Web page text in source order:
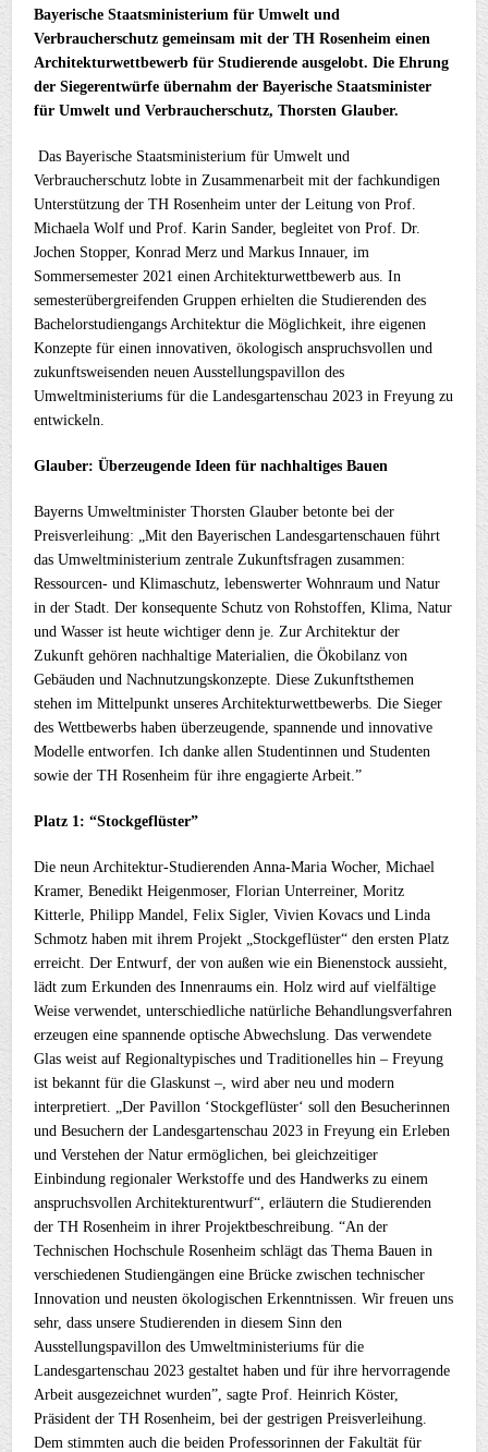
Bayerische Staatsministerium für Umwelt und
Verbraucherschutz gemeinsam mit der TH Rosenheim einen
Architekturwettbewerb fürStudierende ausgelobt. Die Ehrung
der Siegerentwürfe übernahm der Bayerische Staatsminister
für Umwelt und Verbraucherschutz, Thorsten Glauber.
Das Bayerische Staatsministerium für Umwelt und
Verbraucherschutz lobte in Zusammenarbeit mit der fachkundigen
Unterstützung der TH Rosenheim unter der Leitung von Prof.
Michaela Wolf und Prof. Karin Sander, begleitet von Prof. Dr.
Jochen Stopper, Konrad Merz und Markus Innauer, im
Sommersemester 2021 einen Architekturwettbewerb aus. In
semesterübergreifenden Gruppen erhielten die Studierenden des
Bachelorstudiengangs Architektur die Möglichkeit, ihre eigenen
Konzepte für einen innovativen, ökologisch anspruchsvollen und
zukunftsweisenden neuen Ausstellungspavillon des
Umweltministeriums für die Landesgartenschau 2023 in Freyung zu
entwickeln.
Glauber: Überzeugende Ideen für nachhaltiges Bauen
Bayerns Umweltminister Thorsten Glauber betonte bei der
Preisverleihung: „Mit den Bayerischen Landesgartenschauen führt
das Umweltministerium zentrale Zukunftsfragen zusammen:
Ressourcen- und Klimaschutz, lebenswerter Wohnraum und Natur
in der Stadt. Der konsequente Schutz von Rohstoffen, Klima, Natur
und Wasser ist heute wichtiger denn je. Zur Architektur der
Zukunft gehören nachhaltige Materialien, die Ökobilanz von
Gebäuden und Nachnutzungskonzepte. Diese Zukunftsthemen
stehen im Mittelpunkt unseres Architekturwettbewerbs. Die Sieger
des Wettbewerbs haben überzeugende, spannende und innovative
Modelle entworfen. Ich danke allen Studentinnen und Studenten
sowie der TH Rosenheim für ihre engagierte Arbeit.”
Platz 1: “Stockgeflüster”
Die neun Architektur-Studierenden Anna-Maria Wocher, Michael
Kramer, Benedikt Heigenmoser, Florian Unterreiner, Moritz
Kitterle, Philipp Mandel, Felix Sigler, Vivien Kovacs und Linda
Schmotz haben mit ihrem Projekt „Stockgeflüster“ den ersten Platz
erreicht. Der Entwurf, der von außen wie ein Bienenstock aussieht,
lädt zum Erkunden des Innenraums ein. Holz wird auf vielfältige
Weise verwendet, unterschiedliche natürliche Behandlungsverfahren
erzeugen eine spannende optische Abwechslung. Das verwendete
Glas weist auf Regionaltypisches und Traditionelles hin – Freyung
ist bekannt für die Glaskunst –, wird aber neu und modern
interpretiert. „Der Pavillon ‘Stockgeflüster‘ soll den Besucherinnen
und Besuchern der Landesgartenschau 2023 in Freyung ein Erleben
und Verstehen der Natur ermöglichen, bei gleichzeitiger
Einbindung regionaler Werkstoffe und des Handwerks zu einem
anspruchsvollen Architekturentwurf“, erläutern die Studierenden
der TH Rosenheim in ihrer Projektbeschreibung. “An der
Technischen Hochschule Rosenheim schlägt das Thema Bauen in
verschiedenen Studiengängen eine Brücke zwischen technischer
Innovation und neusten ökologischen Erkenntnissen. Wir freuen uns
sehr, dass unsere Studierenden in diesem Sinn den
Ausstellungspavillon des Umweltministeriums für die
Landesgartenschau 2023 gestaltet haben und für ihre hervorragende
Arbeit ausgezeichnet wurden”, sagte Prof. Heinrich Köster,
Präsident der TH Rosenheim, bei der gestrigen Preisverleihung.
Dem stimmten auch die beiden Professorinnen der Fakultät für